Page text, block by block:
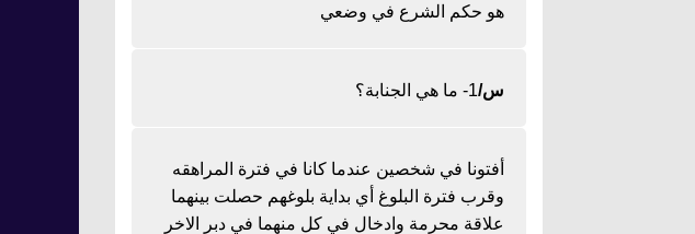
هو حكم الشرع في وضعي
س/1- ما هي الجنابة؟
أفتونا في شخصين عندما كانا في فترة المراهقه
وقرب فترة البلوغ أي بداية بلوغهم حصلت بينهما
علاقة محرمة وادخال في كل منهما في دبر الاخر